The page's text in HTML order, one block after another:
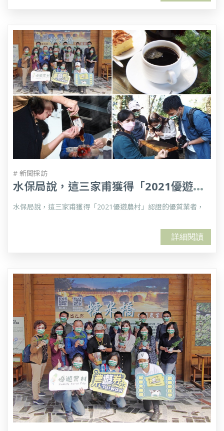
# 新聞採訪
水
保局說，這三家甫獲得「2021優遊農村」認證的優質業者，
水保局說，這三家甫獲得「2021優遊農村」認證的優質業者，
詳細閱讀